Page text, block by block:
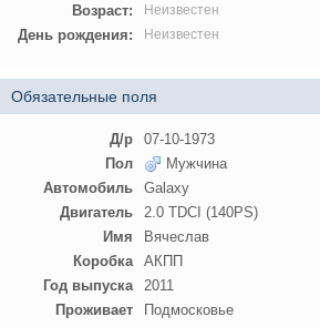
Возраст:
Неизвестен
День рождения: Неизвестен
Обязательные поля
Д/р
07-10-1973
Пол
Мужчина
Автомобиль
Galaxy
Двигатель
2.0 TDCI (140PS)
Имя
Вячеслав
Коробка
АКПП
Год выпуска
2011
Проживает
Подмосковье